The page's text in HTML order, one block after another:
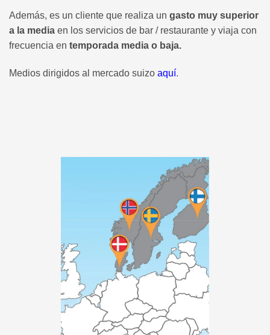
Además, es un cliente que realiza un gasto muy superior
a la media en los servicios de bar / restaurante y viaja con
frecuencia en temporada media o baja.
Medios dirigidos al mercado suizo aquí.